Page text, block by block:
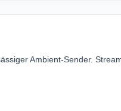
Ambient-Sender.